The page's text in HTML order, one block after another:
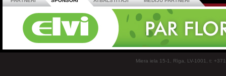
Miera iela 15-1, Rīga, LV-1001, t: